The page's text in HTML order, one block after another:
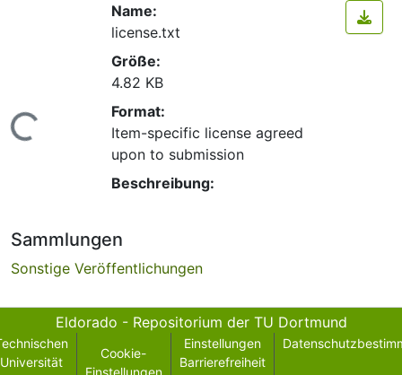
Lade...
Name:
license.txt
Größe:
4.82 KB
Format:
Item-specific license agreed
upon to submission
Beschreibung:
Sammlungen
Sonstige Veröffentlichungen
Eldorado - Repositorium der TU Dortmund
Universität
Cookie-
Einstellungen
Einstellungen
Barrierefreiheit